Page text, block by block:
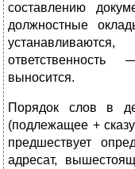
составлению
должност­ные
выносится.
Порядок слов в
(подлежащее +
предше­ствует
адресат,